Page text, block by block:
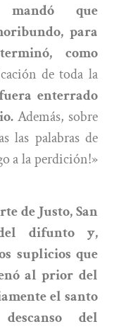
mandó que
para
como
de toda la
enterrado
Además, sobre
las palabras de
a la perdición!»
de Justo, San
difunto y,
suplicios que
al prior del
el santo
del